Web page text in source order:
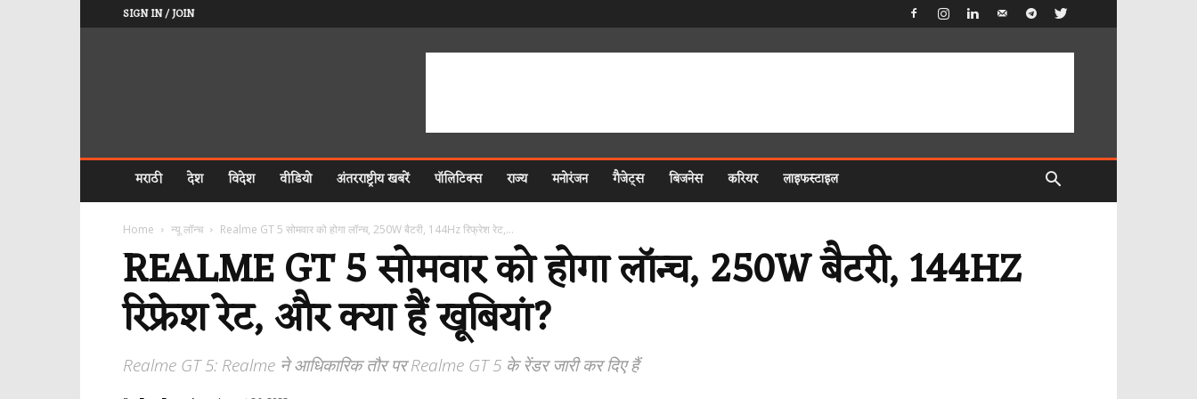
SIGN IN / JOIN
मराठी देश विदेश वीडियो अंतरराष्ट्रीय खबरें पॉलिटिक्स राज्य मनोरंजन गैजेट्स बिजनेस करियर लाइफस्टाइल
Home न्यू लॉन्च Realme GT 5 सोमवार को होगा लॉन्च, 250W बैटरी, 144Hz रिफ्रेश रेट,...
REALME GT 5 सोमवार को होगा लॉन्च, 250W बैटरी, 144HZ
रिफ्रेश रेट, और क्या हैं खूबियां?
Realme GT 5: Realme ने आधिकारिक तौर पर Realme GT 5 के रेंडर जारी कर दिए हैं